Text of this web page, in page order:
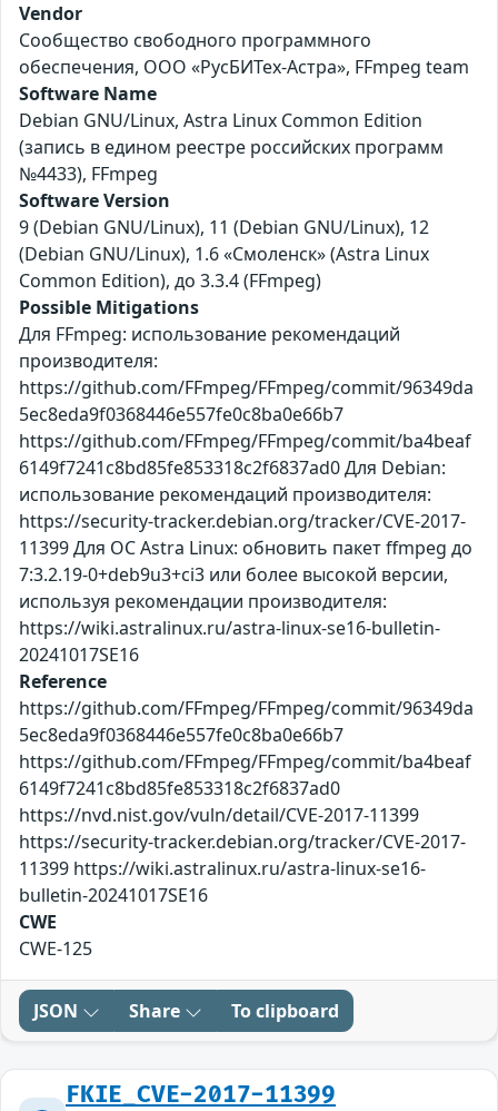
Vendor
Сообщество свободного программного
обеспечения, ООО «РусБИТех-Астра», FFmpeg team
Software Name
Debian GNU/Linux, Astra Linux Common Edition
(запись в едином реестре российских программ
№4433), FFmpeg
Software Version
9 (Debian GNU/Linux), 11 (Debian GNU/Linux), 12
(Debian GNU/Linux), 1.6 «Смоленск» (Astra Linux
Common Edition), до 3.3.4 (FFmpeg)
Possible Mitigations
Для FFmpeg: использование рекомендаций
производителя:
https://github.com/FFmpeg/FFmpeg/commit/96349da
5ec8eda9f0368446e557fe0c8ba0e66b7
https://github.com/FFmpeg/FFmpeg/commit/ba4beaf
6149f7241c8bd85fe853318c2f6837ad0 Для Debian:
использование рекомендаций производителя:
https://security-tracker.debian.org/tracker/CVE-2017-
11399 Для ОС Astra Linux: обновить пакет ffmpeg до
7:3.2.19-0+deb9u3+ci3 или более высокой версии,
используя рекомендации производителя:
https://wiki.astralinux.ru/astra-linux-se16-bulletin-
20241017SE16
Reference
https://github.com/FFmpeg/FFmpeg/commit/96349da
5ec8eda9f0368446e557fe0c8ba0e66b7
https://github.com/FFmpeg/FFmpeg/commit/ba4beaf
6149f7241c8bd85fe853318c2f6837ad0
https://nvd.nist.gov/vuln/detail/CVE-2017-11399
https://security-tracker.debian.org/tracker/CVE-2017-
11399 https://wiki.astralinux.ru/astra-linux-se16-
bulletin-20241017SE16
CWE
CWE-125
JSON Share To clipboard
FKIE_CVE-2017-11399